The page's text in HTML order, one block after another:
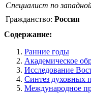
Специалист по
Гражданство: Россия
Содержание:
Ранние годы
Академическое
Исследование
Синтез духовных
Международное